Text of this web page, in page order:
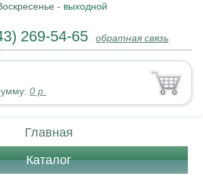
- выходной
269-54-65 обратная связь
0 р.
Главная
Каталог